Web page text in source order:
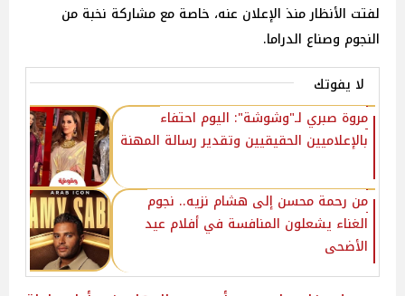
لفتت الأنظار منذ الإعلان عنه، خاصة مع مشاركة نخبة من
النجوم وصناع الدراما.
لا يفوتك
مروة صبري لـ"وشوشة": اليوم احتفاء
بالإعلاميين الحقيقيين وتقدير رسالة المهنة
من رحمة محسن إلى هشام نزيه.. نجوم
الغناء يشعلون المنافسة في أفلام عيد
الأضحى